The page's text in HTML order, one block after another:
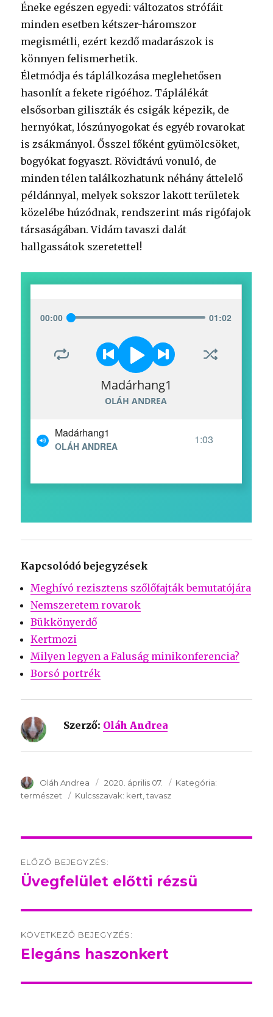
Éneke egészen egyedi: változatos strófáit
minden esetben kétszer-háromszor
megismétli, ezért kezdő madarászok is
könnyen felismerhetik.
Életmódja és táplálkozása meglehetősen
hasonlít a fekete rigóéhoz. Táplálékát
elsősorban giliszták és csigák képezik, de
hernyókat, lószúnyogokat és egyéb rovarokat
is zsákmányol. Ősszel főként gyümölcsöket,
bogyókat fogyaszt. Rövidtávú vonuló, de
minden télen találkozhatunk néhány áttelelő
példánnyal, melyek sokszor lakott területek
közelébe húzódnak, rendszerint más rigófajok
társaságában. Vidám tavaszi dalát
hallgassátok szeretettel!
Kapcsolódó bejegyzések
Meghívó rezisztens szőlőfajták bemutatójára
Nemszeretem rovarok
Bükkönyerdő
Kertmozi
Milyen legyen a Faluság minikonferencia?
Borsó portrék
Szerző: Oláh Andrea
SzerzÅ
Oláh Andrea Közzétéve:
2020. április 07. Kategória:
természet
Kulcsszavak: Kulcsszavak:
kert tavasz
navigation
ELŐZŐ BEJEGYZÉS:
Előző
Üvegfelület előtti rézsü
KÖVETKEZŐ BEJEGYZÉS:
Következő
Elegáns haszonkert